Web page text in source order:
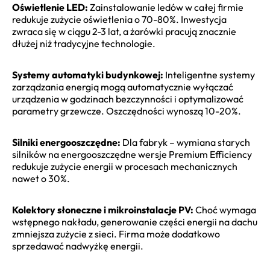
Oświetlenie LED: Zainstalowanie ledów w całej firmie
redukuje zużycie oświetlenia o 70-80%. Inwestycja
zwraca się w ciągu 2-3 lat, a żarówki pracują znacznie
dłużej niż tradycyjne technologie.
Systemy automatyki budynkowej: Inteligentne systemy
zarządzania energią mogą automatycznie wyłączać
urządzenia w godzinach bezczynności i optymalizować
parametry grzewcze. Oszczędności wynoszą 10-20%.
Silniki energooszczędne: Dla fabryk – wymiana starych
silników na energooszczędne wersje Premium Efficiency
redukuje zużycie energii w procesach mechanicznych
nawet o 30%.
Kolektory słoneczne i mikroinstalacje PV: Choć wymaga
wstępnego nakładu, generowanie części energii na dachu
zmniejsza zużycie z sieci. Firma może dodatkowo
sprzedawać nadwyżkę energii.